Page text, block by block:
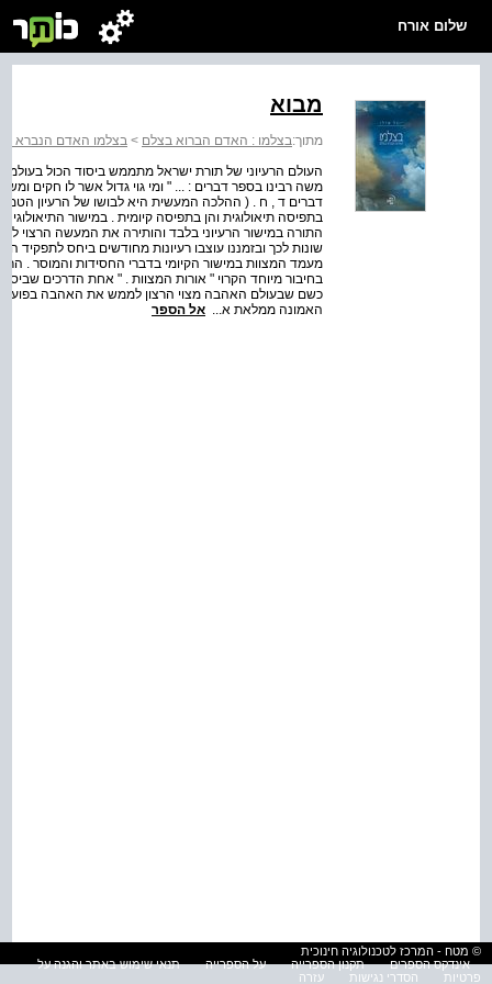
שלום אורח
מבוא
מתוך:בצלמו : האדם הברוא בצלם > בצלמו האדם הנברא
העולם הרעיוני של תורת ישראל מתממש ביסוד הכול
משה רבינו בספר דברים : ... " ומי גוי גדול אשר לו חקים
דברים ד , ח . ( ההלכה המעשית היא לבושו של הרעיון
בתפיסה תיאולוגית והן בתפיסה קיומית . במישור
התורה במישור הרעיוני בלבד והותירה את המעשה הרצוי
שונות לכך ובזמננו עוצבו רעיונות מחודשים ביחס
מעמד המצוות במישור הקיומי בדברי החסידות והמוסר .
בחיבור מיוחד הקרוי " אורות המצוות . " אחת הדרכים
כשם שבעולם האהבה מצוי הרצון לממש את האהבה בפועל
האמונה ממלאת א... אל הספר
© מטח - המרכז לטכנולוגיה חינוכית
אינדקס הספרים
תקנון הספרייה על הספרייה
תנאי שימוש באתר והגנה על
פרטיות
הסדרי נגישות עזרה